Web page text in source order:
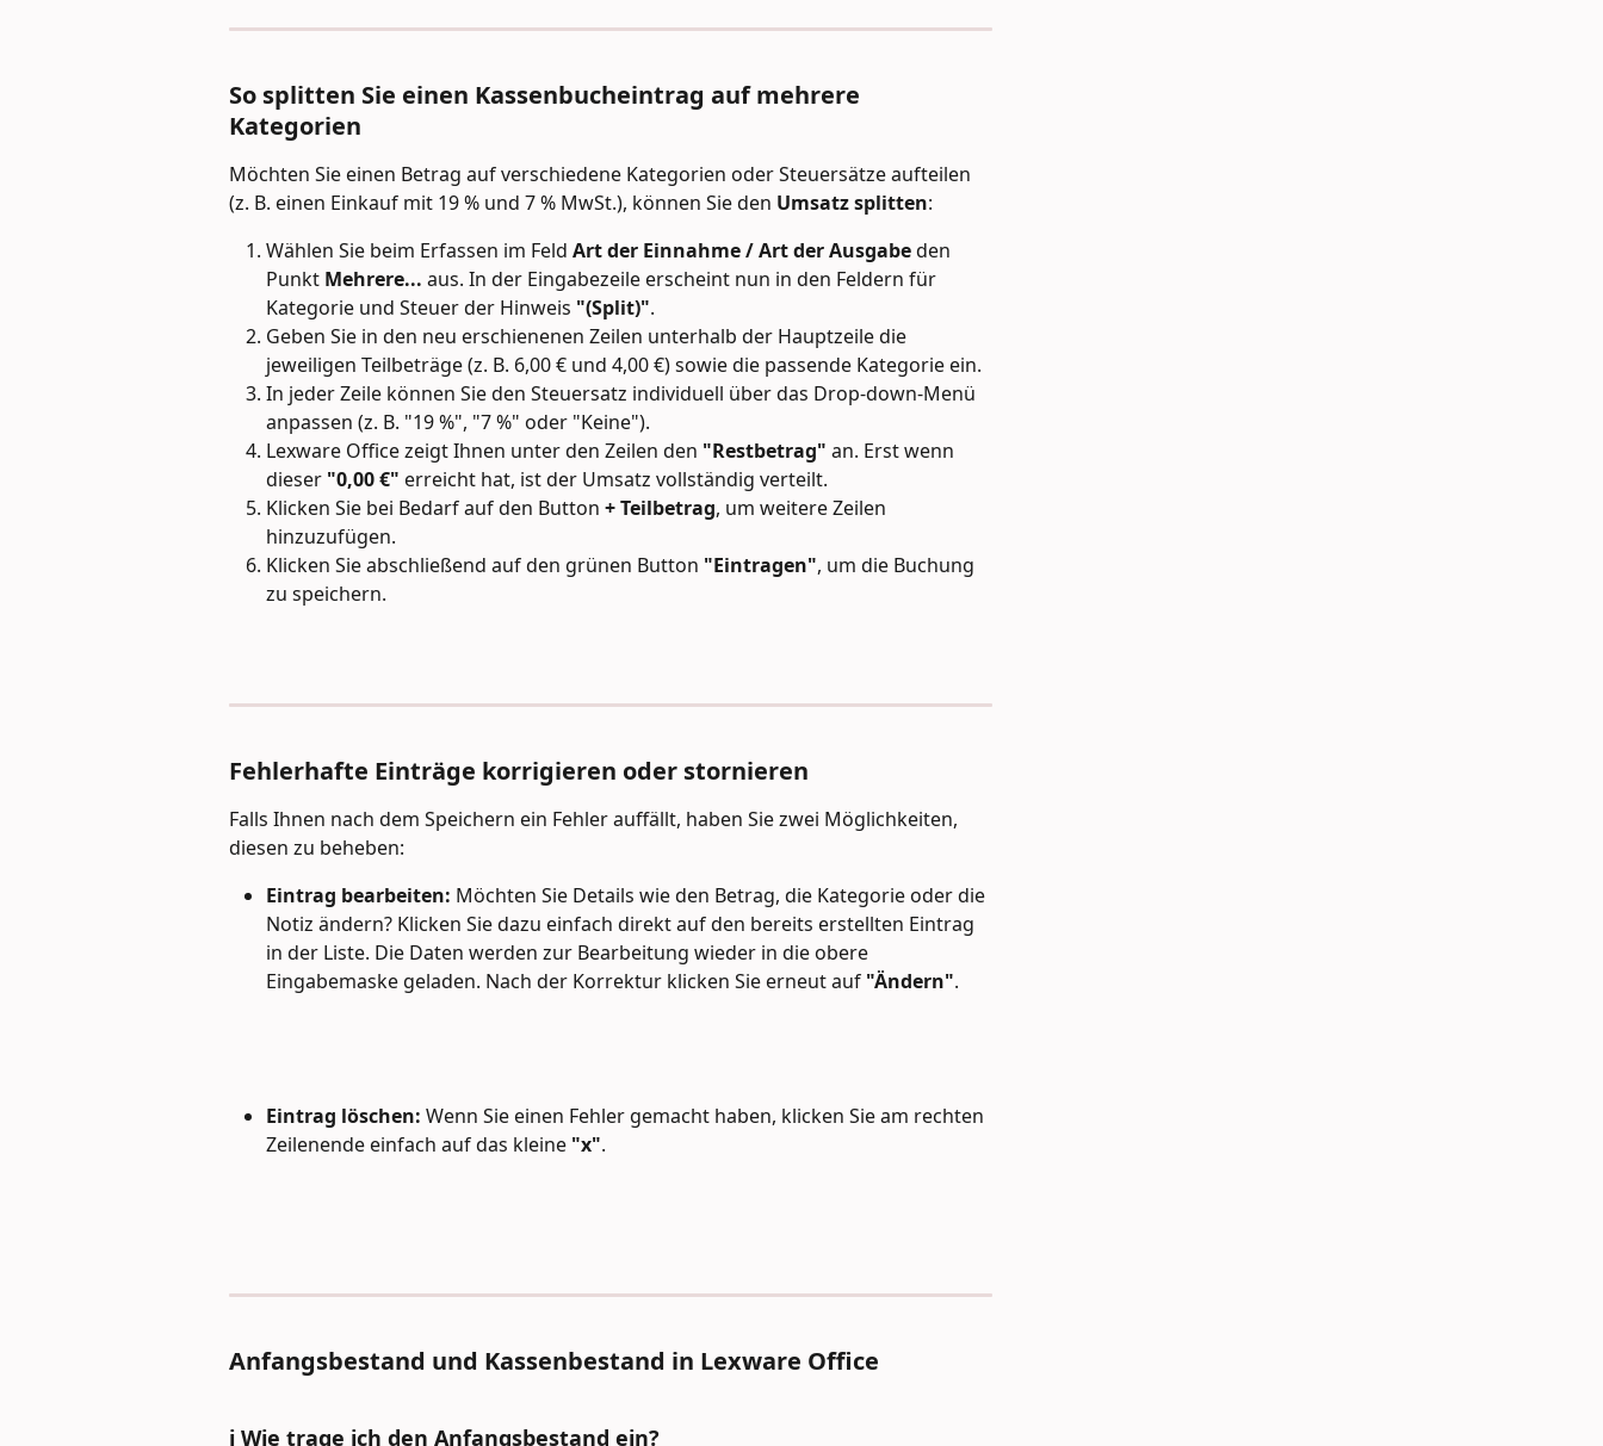
So splitten Sie einen Kassenbucheintrag auf mehrere
Kategorien
Möchten Sie einen Betrag auf verschiedene Kategorien oder Steuersätze aufteilen
(z. B. einen Einkauf mit 19 % und 7 % MwSt.), können Sie den Umsatz splitten:
Wählen Sie beim Erfassen im Feld Art der Einnahme / Art der Ausgabe den
Punkt Mehrere... aus. In der Eingabezeile erscheint nun in den Feldern für
Kategorie und Steuer der Hinweis "(Split)".
Geben Sie in den neu erschienenen Zeilen unterhalb der Hauptzeile die
jeweiligen Teilbeträge (z. B. 6,00 € und 4,00 €) sowie die passende Kategorie ein.
In jeder Zeile können Sie den Steuersatz individuell über das Drop-down-Menü
anpassen (z. B. "19 %", "7 %" oder "Keine").
Lexware Office zeigt Ihnen unter den Zeilen den "Restbetrag" an. Erst wenn
dieser "0,00 €" erreicht hat, ist der Umsatz vollständig verteilt.
Klicken Sie bei Bedarf auf den Button + Teilbetrag, um weitere Zeilen
hinzuzufügen.
Klicken Sie abschließend auf den grünen Button "Eintragen", um die Buchung
zu speichern.
Fehlerhafte Einträge korrigieren oder stornieren
Falls Ihnen nach dem Speichern ein Fehler auffällt, haben Sie zwei Möglichkeiten,
diesen zu beheben:
Eintrag bearbeiten: Möchten Sie Details wie den Betrag, die Kategorie oder die
Notiz ändern? Klicken Sie dazu einfach direkt auf den bereits erstellten Eintrag
in der Liste. Die Daten werden zur Bearbeitung wieder in die obere
Eingabemaske geladen. Nach der Korrektur klicken Sie erneut auf "Ändern".
Eintrag löschen: Wenn Sie einen Fehler gemacht haben, klicken Sie am rechten
Zeilenende einfach auf das kleine "x".
Anfangsbestand und Kassenbestand in Lexware Office
ℹ️ Wie trage ich den Anfangsbestand ein?